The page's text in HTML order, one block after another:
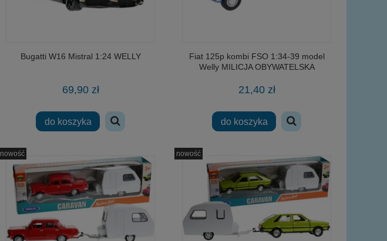
Bugatti W16 Mistral 1:24 WELLY
69,90 zł
do koszyka
Fiat 125p kombi FSO 1:34-39 model
Welly MILICJA OBYWATELSKA
21,40 zł
do koszyka
nowość nowość